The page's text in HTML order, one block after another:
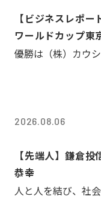
【ビジネスレポ
ワールドカップ東
優勝は（株）カウ
2026.08.06
【先端人】鎌倉
恭幸
人と人を結び、社